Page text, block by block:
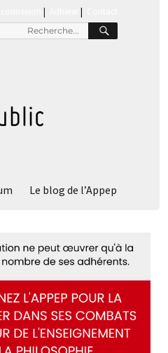
|
Le blog de l’Appep